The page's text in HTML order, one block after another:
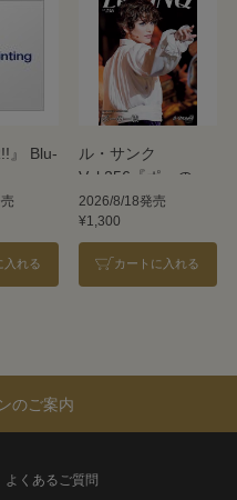
』 Blu-
入れる
ル・サンク
Vol.256『ポーの一
族』＜雪組＞
2026/8/18発売
¥1,300
カートに入れる
のご案内
よくあるご質問